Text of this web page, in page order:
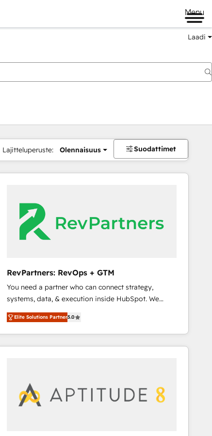
Menu
Laadi
Lajitteluperuste: Olennaisuus Suodattimet
RevPartners: RevOps + GTM
You need a partner who can connect strategy,
systems, data, & execution inside HubSpot. We
bridge the gap where most agencies fall short by
combining GTM strategy with technical execution to
solve the right problem with the right solution. As the
only firm in the world to hold Elite Partner
market execution. Why B2B Businesses Choose RP: -
Secure: Soc2 compliant 🛡️ - Pricing: Implementations
Elite Solutions Partner5.0